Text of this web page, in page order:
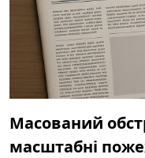
Масований
масштабні